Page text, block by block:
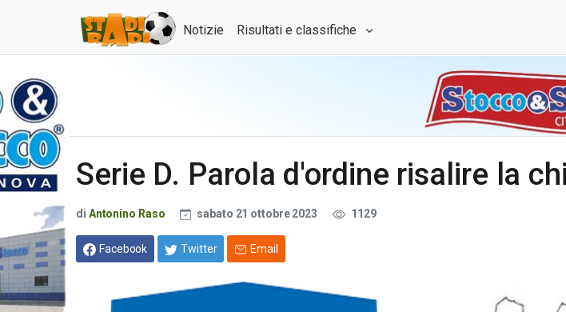
Notizie Risultati e classifiche
Serie D. Parola d'ordine risalire la
di Antonino Raso sabato 21 ottobre 2023 1129
Facebook Twitter Email